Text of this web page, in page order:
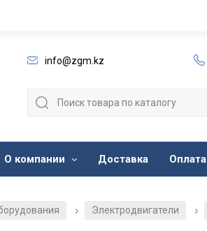
info@zgm.kz
О компании Доставка Оплата
/ Электродвигатели /